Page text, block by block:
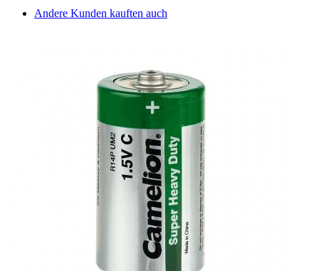
Andere Kunden kauften auch